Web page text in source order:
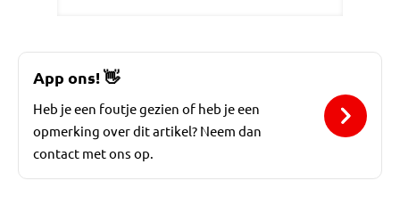
App ons!👋
Heb je een foutje gezien of heb je een
opmerking over dit artikel? Neem dan
contact met ons op.